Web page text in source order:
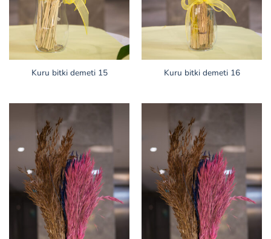
Kuru bitki demeti 15 Kuru bitki demeti 16